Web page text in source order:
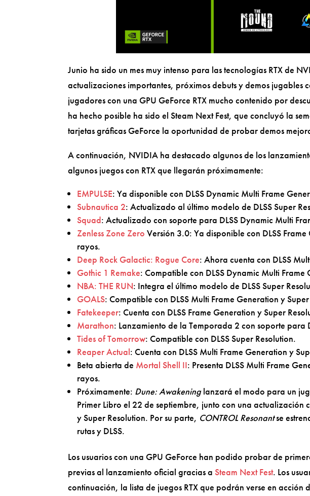
Junio ha sido un mes muy intenso para las tecnologías RTX de
actualizaciones importantes, próximos debuts y demos jugables
jugadores con una GPU GeForce RTX mucho contenido por
ha hecho posible ha sido el Steam Next Fest, que concluyó la
tarjetas gráficas GeForce la oportunidad de probar demos
A continuación, NVIDIA ha destacado algunos de los
algunos juegos con RTX que llegarán próximamente:
EMPULSE: Ya disponible con DLSS Dynamic Multi Frame
Subnautica 2: Actualizado al último modelo de DLSS Super
Squad: Actualizado con soporte para DLSS Dynamic Multi
Zenless Zone Zero Versión 3.0: Ya disponible con DLSS
rayos.
Deep Rock Galactic: Rogue Core: Ahora cuenta con DLSS
Gothic 1 Remake: Compatible con DLSS Dynamic Multi Frame
NBA: THE RUN: Integra el último modelo de DLSS Super
GOALS: Compatible con DLSS Multi Frame Generation y
Fatekeeper: Cuenta con DLSS Frame Generation y Super
Marathon: Lanzamiento de la Temporada 2 con soporte para
Tides of Tomorrow: Compatible con DLSS Super Resolution.
Reaper Actual: Cuenta con DLSS Multi Frame Generation y
Beta abierta de Mortal Shell II: Presenta DLSS Multi Frame
rayos.
Próximamente: Dune: Awakeninglanzará el modo para un
Primer Libro el 22 de septiembre, junto con una actualización
y Super Resolution. Por su parte, CONTROL Resonantse
rutas y DLSS.
Los usuarios con una GPU GeForce han podido probar de
previas al lanzamiento oficial gracias aSteam Next Fest. Los
continuación, la lista de juegos RTX que podrán verse en acción